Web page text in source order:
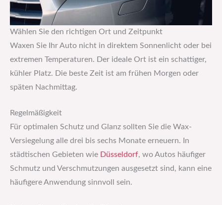
Wählen Sie den richtigen Ort und Zeitpunkt
Waxen Sie Ihr Auto nicht in direktem Sonnenlicht oder bei
extremen Temperaturen. Der ideale Ort ist ein schattiger,
kühler Platz. Die beste Zeit ist am frühen Morgen oder
späten Nachmittag.
Regelmäßigkeit
Für optimalen Schutz und Glanz sollten Sie die Wax-
Versiegelung alle drei bis sechs Monate erneuern. In
städtischen Gebieten wie Düsseldorf, wo Autos häufiger
Schmutz und Verschmutzungen ausgesetzt sind, kann eine
häufigere Anwendung sinnvoll sein.